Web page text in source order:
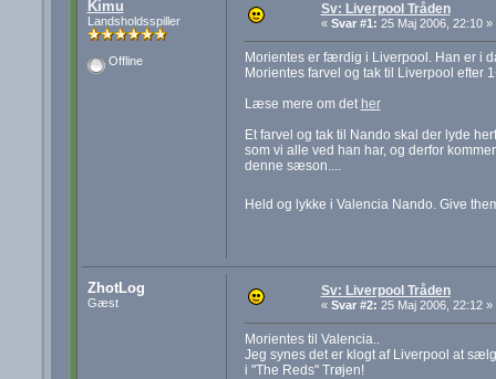
Kimu
Landsholdsspiller
Offline
Sv: Liverpool Tråden
« Svar #1: 25 Maj 2006, 22:10 »
Morientes er færdig i Liverpool. Han er i
Morientes farvel og tak til Liverpool efter
Læse mere om det her
Et farvel og tak til Nando skal der lyde
som vi alle ved han har, og derfor
denne sæson....
Held og lykke i Valencia Nando. Give
ZhotLog
Gæst
Sv: Liverpool Tråden
« Svar #2: 25 Maj 2006, 22:12 »
Morientes til Valencia..
Jeg synes det er klogt af Liverpool at
i "The Reds" Trøjen!